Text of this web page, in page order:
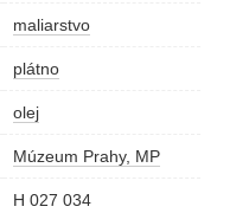
maliarstvo
plátno
olej
Múzeum Prahy, MP
H 027 034